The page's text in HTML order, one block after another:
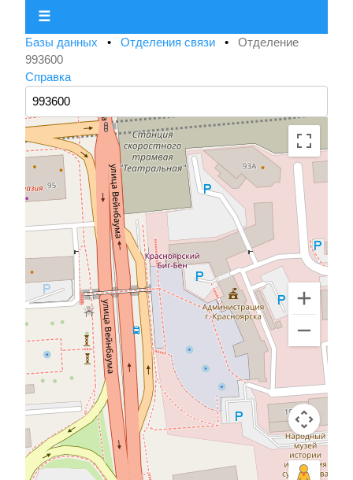
☰
Базы данных • Отделения связи • Отделение
993600
Справка